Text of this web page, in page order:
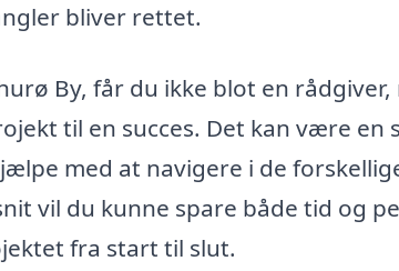
bliver rettet.
By, får du ikke blot en rådgiver,
til en succes. Det kan være en
med at navigere i de
vil du kunne spare både tid og
fra start til slut.